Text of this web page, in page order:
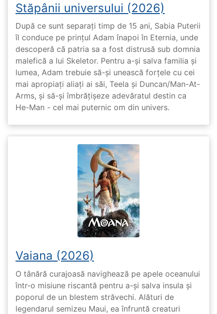
Stăpânii universului (2026)
După ce sunt separați timp de 15 ani, Sabia Puterii
îl conduce pe prințul Adam înapoi în Eternia, unde
descoperă că patria sa a fost distrusă sub domnia
malefică a lui Skeletor. Pentru a-și salva familia și
lumea, Adam trebuie să-și unească forțele cu cei
mai apropiați aliați ai săi, Teela și Duncan/Man-At-
Arms, și să-și îmbrățișeze adevăratul destin ca
He-Man - cel mai puternic om din univers.
Vaiana (2026)
O tânără curajoasă navighează pe apele oceanului
într-o misiune riscantă pentru a-și salva insula și
poporul de un blestem străvechi. Alături de
legendarul semizeu Maui, ea înfruntă creaturi